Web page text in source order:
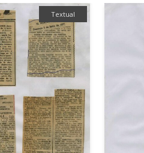
Textual